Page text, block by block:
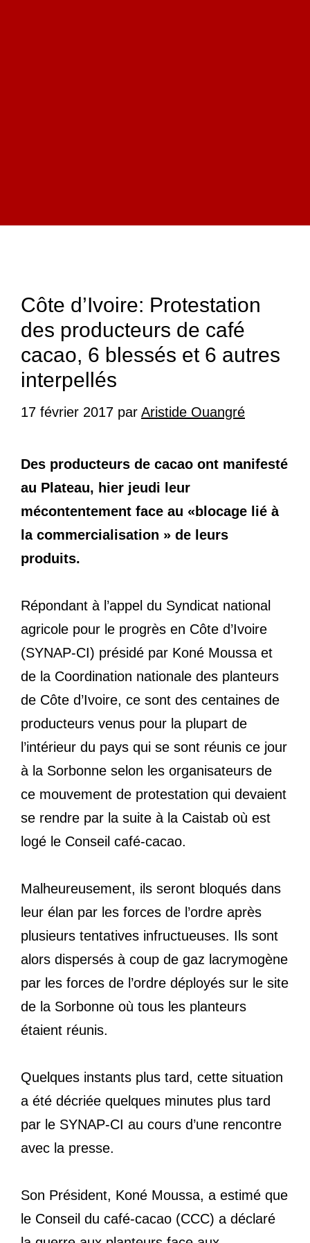
Côte d’Ivoire: Protestation
des producteurs de café
cacao, 6 blessés et 6 autres
interpellés
17 février 2017 par Aristide Ouangré
Des producteurs de cacao ont manifesté
au Plateau, hier jeudi leur
mécontentement face au «blocage lié à
la commercialisation » de leurs
produits.
Répondant à l’appel du Syndicat national
agricole pour le progrès en Côte d’Ivoire
(SYNAP-CI) présidé par Koné Moussa et
de la Coordination nationale des planteurs
de Côte d’Ivoire, ce sont des centaines de
producteurs venus pour la plupart de
l’intérieur du pays qui se sont réunis ce jour
à la Sorbonne selon les organisateurs de
ce mouvement de protestation qui devaient
se rendre par la suite à la Caistab où est
logé le Conseil café-cacao.
Malheureusement, ils seront bloqués dans
leur élan par les forces de l’ordre après
plusieurs tentatives infructueuses. Ils sont
alors dispersés à coup de gaz lacrymogène
par les forces de l’ordre déployés sur le site
de la Sorbonne où tous les planteurs
étaient réunis.
Quelques instants plus tard, cette situation
a été décriée quelques minutes plus tard
par le SYNAP-CI au cours d’une rencontre
avec la presse.
Son Président, Koné Moussa, a estimé que
le Conseil du café-cacao (CCC) a déclaré